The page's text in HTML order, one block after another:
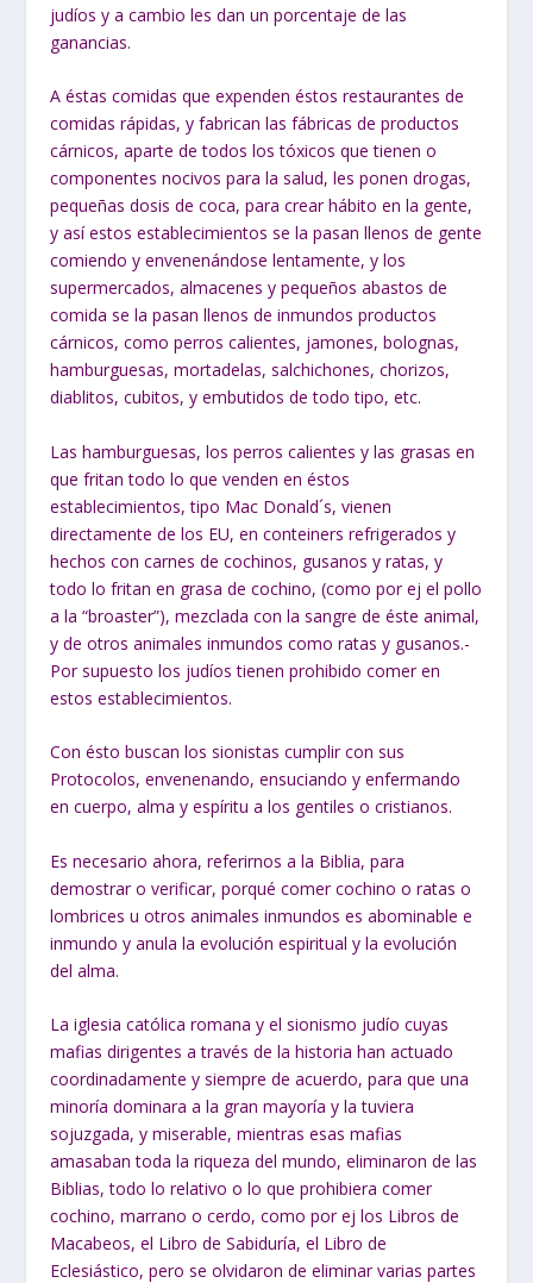
judíos y a cambio les dan un porcentaje de las
ganancias.
A éstas comidas que expenden éstos restaurantes de
comidas rápidas, y fabrican las fábricas de productos
cárnicos, aparte de todos los tóxicos que tienen o
componentes nocivos para la salud, les ponen drogas,
pequeñas dosis de coca, para crear hábito en la gente,
y así estos establecimientos se la pasan llenos de gente
comiendo y envenenándose lentamente, y los
supermercados, almacenes y pequeños abastos de
comida se la pasan llenos de inmundos productos
cárnicos, como perros calientes, jamones, bolognas,
hamburguesas, mortadelas, salchichones, chorizos,
diablitos, cubitos, y embutidos de todo tipo, etc.
Las hamburguesas, los perros calientes y las grasas en
que fritan todo lo que venden en éstos
establecimientos, tipo Mac Donald´s, vienen
directamente de los EU, en conteiners refrigerados y
hechos con carnes de cochinos, gusanos y ratas, y
todo lo fritan en grasa de cochino, (como por ej el pollo
a la “broaster”), mezclada con la sangre de éste animal,
y de otros animales inmundos como ratas y gusanos.-
Por supuesto los judíos tienen prohibido comer en
estos establecimientos.
Con ésto buscan los sionistas cumplir con sus
Protocolos, envenenando, ensuciando y enfermando
en cuerpo, alma y espíritu a los gentiles o cristianos.
Es necesario ahora, referirnos a la Biblia, para
demostrar o verificar, porqué comer cochino o ratas o
lombrices u otros animales inmundos es abominable e
inmundo y anula la evolución espiritual y la evolución
del alma.
La iglesia católica romana y el sionismo judío cuyas
mafias dirigentes a través de la historia han actuado
coordinadamente y siempre de acuerdo, para que una
minoría dominara a la gran mayoría y la tuviera
sojuzgada, y miserable, mientras esas mafias
amasaban toda la riqueza del mundo, eliminaron de las
Biblias, todo lo relativo o lo que prohibiera comer
cochino, marrano o cerdo, como por ej los Libros de
Macabeos, el Libro de Sabiduría, el Libro de
Eclesiástico, pero se olvidaron de eliminar varias partes